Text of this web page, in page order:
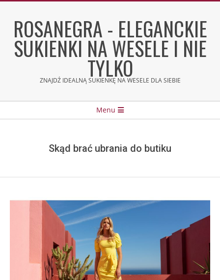
contentROSANEGRA - ELEGANCKIE
SUKIENKI NA WESELE I NIE
TYLKO
ZNAJDŹ IDEALNĄ SUKIENKĘ NA WESELE DLA SIEBIE
Menu
Skąd brać ubrania do butiku